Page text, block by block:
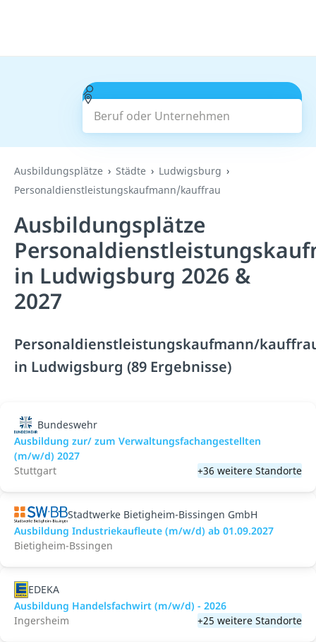
Beruf oder Unternehmen
Suchen
Ausbildungsplätze Städte
Ludwigsburg
Personaldienstleistungskaufmann/kauffrau
Ausbildungsplätze
in Ludwigsburg 2026 &
2027
Personaldienstleistungskaufmann/
in Ludwigsburg (89 Ergebnisse)
Bundeswehr
Ausbildung zur/ zum Verwaltungsfachangestellten
(m/w/d) 2027
Stuttgart
+36 weitere Standorte
Stadtwerke Bietigheim-Bissingen GmbH
Ausbildung Industriekaufleute (m/w/d) ab 01.09.2027
Bietigheim-Bssingen
EDEKA
Ausbildung Handelsfachwirt (m/w/d) - 2026
Ingersheim
+25 weitere Standorte